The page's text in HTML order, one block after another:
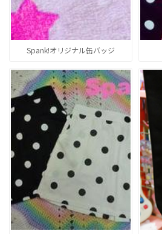
Spank!オリジナル缶バッジ